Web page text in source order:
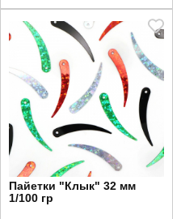
Пайетки "Клык" 32 мм
1/100 гр